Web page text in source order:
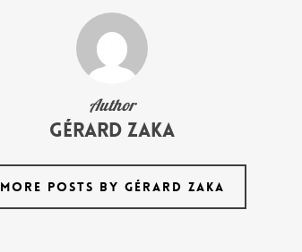
Author
Gérard Zaka
MORE POSTS BY GÉRARD ZAKA